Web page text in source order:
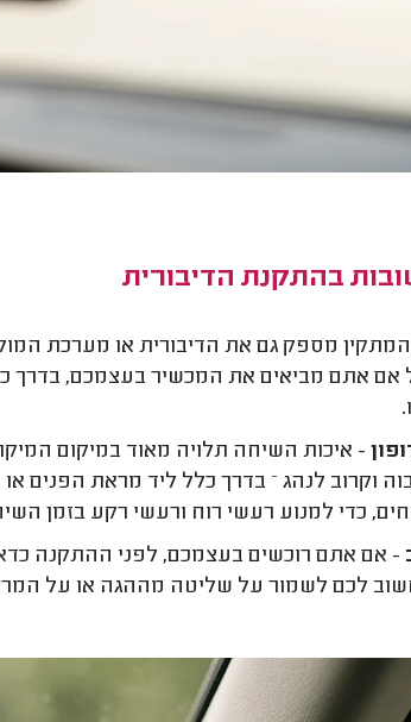
בהתקנת הדיבורית
מספק גם את הדיבורית או מערכת
אתם מביאים את המכשיר בעצמכם, בדרך
- איכות השיחה תלויה מאוד במיקום
וקרוב לנהג – בדרך כלל ליד מראת הפנים
כדי למנוע רעשי רוח ורעשי רקע בזמן
- אם אתם רוכשים בעצמכם, לפני ההתקנה
לכם לשמור על שליטה מההגה או על